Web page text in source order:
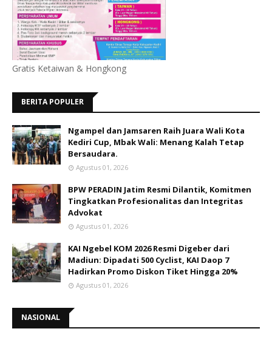
Gratis Ketaiwan & Hongkong
BERITA POPULER
Ngampel dan Jamsaren Raih Juara Wali Kota
Kediri Cup, Mbak Wali: Menang Kalah Tetap
Bersaudara.
Agustus 01, 2026
BPW PERADIN Jatim Resmi Dilantik, Komitmen
Tingkatkan Profesionalitas dan Integritas
Advokat
Agustus 01, 2026
KAI Ngebel KOM 2026 Resmi Digeber dari
Madiun: Dipadati 500 Cyclist, KAI Daop 7
Hadirkan Promo Diskon Tiket Hingga 20%
Agustus 01, 2026
NASIONAL